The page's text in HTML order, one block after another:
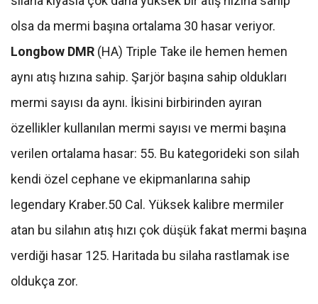
olsa da mermi başına ortalama 30 hasar veriyor.
Longbow DMR (HA) Triple Take ile hemen hemen
aynı atış hızına sahip. Şarjör başına sahip oldukları
mermi sayısı da aynı. İkisini birbirinden ayıran
özellikler kullanılan mermi sayısı ve mermi başına
verilen ortalama hasar: 55. Bu kategorideki son silah
kendi özel cephane ve ekipmanlarına sahip
legendary Kraber.50 Cal. Yüksek kalibre mermiler
atan bu silahın atış hızı çok düşük fakat mermi başına
verdiği hasar 125. Haritada bu silaha rastlamak ise
oldukça zor.